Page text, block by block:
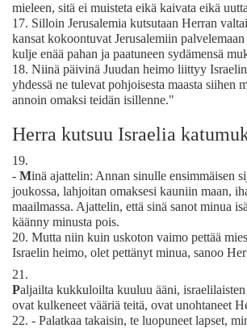
mieleen, sitä ei muisteta eikä kaivata eikä
17. Silloin Jerusalemia kutsutaan Herran
kansat kokoontuvat Jerusalemiin
kulje enää pahan ja paatuneen sydämensä
18. Niinä päivinä Juudan heimo liittyy
yhdessä ne tulevat pohjoisesta maasta siihen
annoin omaksi teidän isillenne."
Herra kutsuu Israelia
19.
- Minä ajattelin: Annan sinulle ensimmäisen
joukossa, lahjoitan omaksesi kauniin maan,
maailmassa. Ajattelin, että sinä sanot minua
käänny minusta pois.
20. Mutta niin kuin uskoton vaimo pettää
Israelin heimo, olet pettänyt minua, sanoo
21.
Paljailta kukkuloilta kuuluu ääni,
ovat kulkeneet vääriä teitä, ovat unohtaneet
22. - Palatkaa takaisin, te luopuneet lapset,